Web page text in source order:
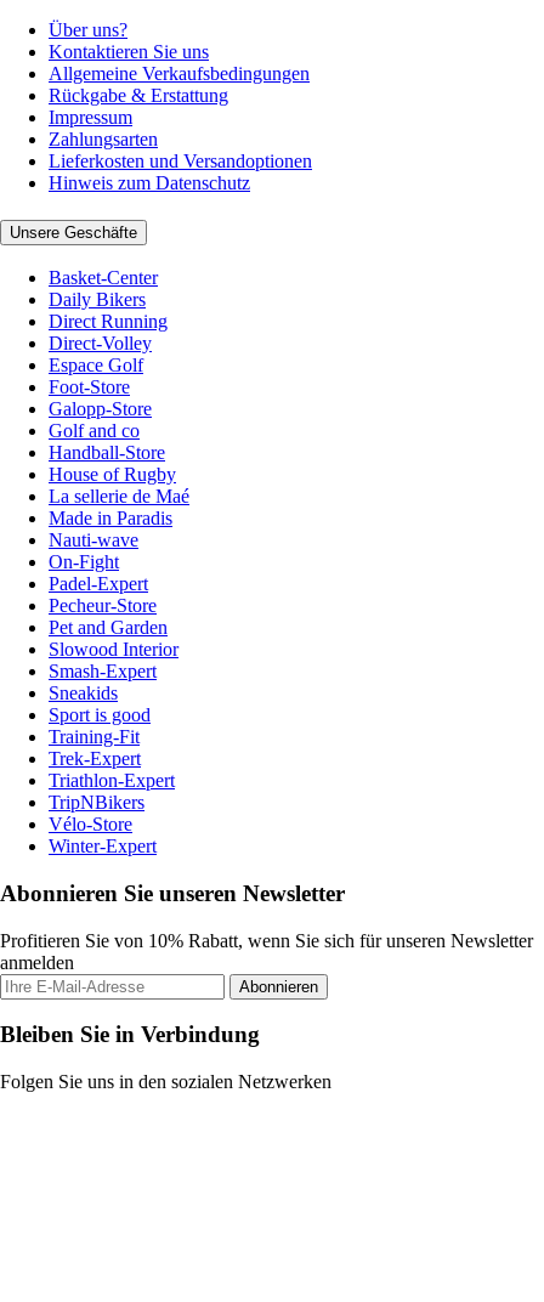
Über uns?
Kontaktieren Sie uns
Allgemeine Verkaufsbedingungen
Rückgabe & Erstattung
Impressum
Zahlungsarten
Lieferkosten und Versandoptionen
Hinweis zum Datenschutz
Unsere Geschäfte
Basket-Center
Daily Bikers
Direct Running
Direct-Volley
Espace Golf
Foot-Store
Galopp-Store
Golf and co
Handball-Store
House of Rugby
La sellerie de Maé
Made in Paradis
Nauti-wave
On-Fight
Padel-Expert
Pecheur-Store
Pet and Garden
Slowood Interior
Smash-Expert
Sneakids
Sport is good
Training-Fit
Trek-Expert
Triathlon-Expert
TripNBikers
Vélo-Store
Winter-Expert
Abonnieren Sie unseren Newsletter
Profitieren Sie von 10% Rabatt, wenn Sie sich für unseren Newsletter
anmelden
Abonnieren
Bleiben Sie in Verbindung
Folgen Sie uns in den sozialen Netzwerken